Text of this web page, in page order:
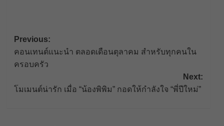
Post
navigation
Previous:
คอนเทนต์แนะนำ ตลอดเดือนตุลาคม สำหรับทุกคนใน
ครอบครัว
Next:
โมเมนต์น่ารัก เมื่อ “น้องพิพิม” กอดให้กำลังใจ “พี่ปีใหม่”